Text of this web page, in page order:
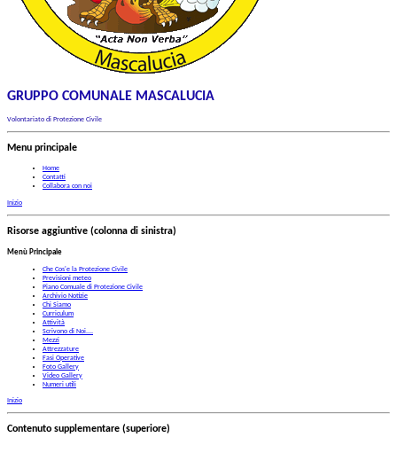
GRUPPO COMUNALE MASCALUCIA
Volontariato di Protezione Civile
Menu principale
Home
Contatti
Collabora con noi
Inizio
Risorse aggiuntive (colonna di sinistra)
Menù Principale
Che Cos'e la Protezione Civile
Previsioni meteo
Piano Comuale di Protezione Civile
Archivio Notizie
Chi Siamo
Curriculum
Attività
Scrivono di Noi....
Mezzi
Attrezzature
Fasi Operative
Foto Gallery
Video Gallery
Numeri utili
Inizio
Contenuto supplementare (superiore)